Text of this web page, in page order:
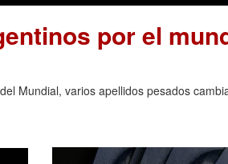
por el
Mundial, varios apellidos pesados